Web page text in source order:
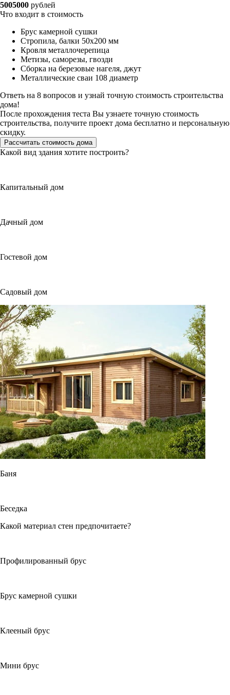
5005000 рублей
Что входит в стоимость
Брус камерной сушки
Стропила, балки 50х200 мм
Кровля металлочерепица
Метизы, саморезы, гвозди
Сборка на березовые нагеля, джут
Металлические сваи 108 диаметр
Ответь на 8 вопросов и узнай точную стоимость строительства
дома!
После прохождения теста Вы узнаете точную стоимость
строительства, получите проект дома бесплатно и персональную
скидку.
Рассчитать стоимость дома
Какой вид здания хотите построить?
Капитальный дом
Дачный дом
Гостевой дом
Садовый дом
Баня
Беседка
Какой материал стен предпочитаете?
Профилированный брус
Брус камерной сушки
Клееный брус
Мини брус